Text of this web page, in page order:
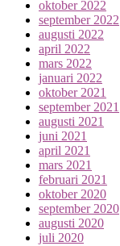
oktober 2022
september 2022
augusti 2022
april 2022
mars 2022
januari 2022
oktober 2021
september 2021
augusti 2021
juni 2021
april 2021
mars 2021
februari 2021
oktober 2020
september 2020
augusti 2020
juli 2020